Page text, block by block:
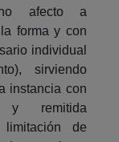
afecto a
forma y con
individual
sirviendo
instancia con
y remitida
de